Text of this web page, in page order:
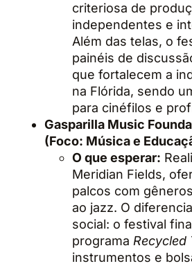
criteriosa de
independentes e
Além das telas, o
painéis de
que fortalecem a
na Flórida, sendo
para cinéfilos e
Gasparilla Music
(Foco: Música e
O que esperar:
Meridian Fields,
palcos com
ao jazz. O
social: o festival
programa Recycled
instrumentos e